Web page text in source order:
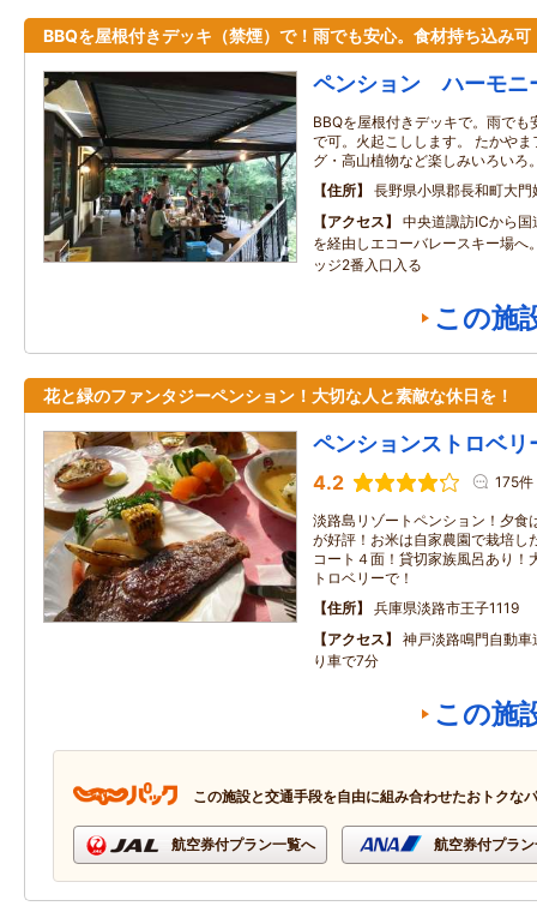
BBQを屋根付きデッキ（禁煙）で！雨でも安心。食材持ち込み可
ペンション ハーモニ
BBQを屋根付きデッキで。雨で
で可。火起こしします。 たかや
グ・高山植物など楽しみいろいろ
住所
長野県小県郡長和町大
アクセス
中央道諏訪ICから
を経由しエコーバレースキー場へ
ッジ2番入口入る
この施
花と緑のファンタジーペンション！大切な人と素敵な休日を！
ペンションストロベリ
4.2 175件
淡路島リゾートペンション！夕食
が好評！お米は自家農園で栽培し
コート４面！貸切家族風呂あり！
トロベリーで！
住所
兵庫県淡路市王子1119
アクセス
神戸淡路鳴門自動
り車で7分
この施
この施設と交通手段を自由に組み合わせたおトクな
航空券付プラン一覧へ 航空券付プラ